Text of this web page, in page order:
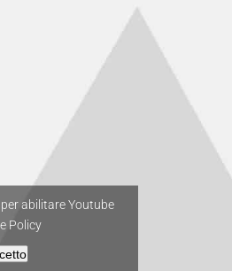
abilitare Youtube
Policy